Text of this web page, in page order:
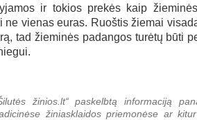
ir tokios prekės kaip
ne vienas euras. Ruoštis žiemai
tad žieminės padangos turėtų būti
žinios.lt“ paskelbtą informaciją
žiniasklaidos priemonėse ar